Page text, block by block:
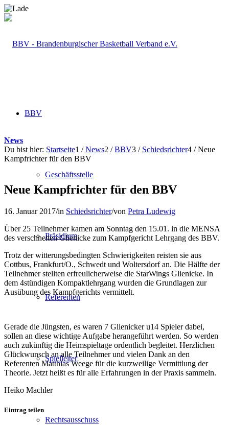
BBV
Geschäftsstelle
Präsidium
Referenten
Spielleiter
Rechtsausschuss
News
Du bist hier: Startseite1 / News2 / BBV3 / Schiedsrichter4 / Neue
Kampfrichter für den BBV
Neue Kampfrichter für den BBV
16. Januar 2017/in Schiedsrichter/von Petra Ludewig
Über 25 Teilnehmer kamen am Sonntag den 15.01. in die MENSA
des verschneiten Glienicke zum Kampfgericht Lehrgang des BBV.
Trotz der witterungsbedingten Schwierigkeiten reisten sie aus
Cottbus, Frankfurt/O., Schwedt und Woltersdorf an. Die Hälfte der
Teilnehmer stellten erfreulicherweise die StarWings Glienicke. In
dem 4stündigen Kompaktlehrgang wurden die Grundlagen zur
Ausübung des Kampfgerichts vermittelt.
Gerade die Jüngsten, es waren 7 Glienicker u14 Spieler dabei,
sollen an diese wichtige Aufgabe herangeführt werden. So werden
auch zukünftig die Heimspieltage ordentlich begleitet. Herzlichen
Glückwunsch an alle Teilnehmer und vielen Dank an den
Referenten Matthias Weege für die kurzweilige Vermittlung der
Theorie. Jetzt heißt es für alle Erfahrungen in der Praxis sammeln.
Heiko Machler
Eintrag teilen